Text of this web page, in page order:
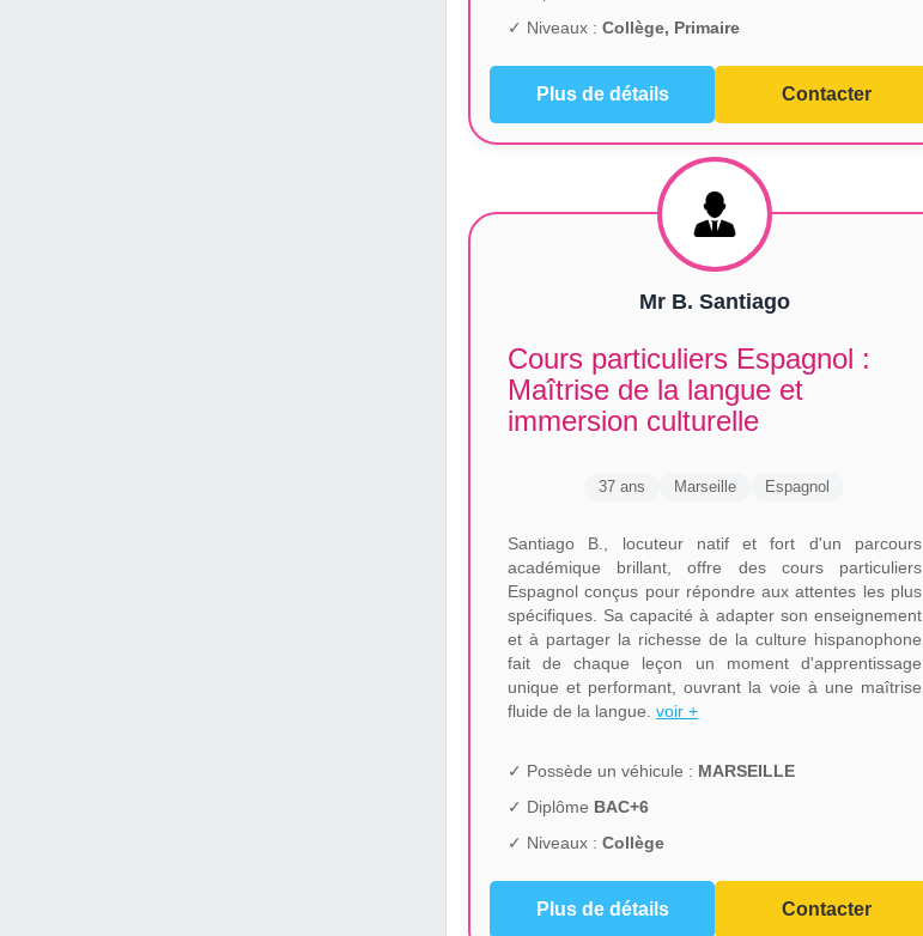
✓ Niveaux :Collège, Primaire
Plus de détails Contacter
Mr B. Santiago
Cours particuliers Espagnol :
Maîtrise de la langue et
immersion culturelle
37 ans Marseille Espagnol
Santiago B., locuteur natif et fort d'un parcours
académique brillant, offre des cours particuliers
Espagnol conçus pour répondre aux attentes les plus
spécifiques. Sa capacité à adapter son enseignement
et à partager la richesse de la culture hispanophone
fait de chaque leçon un moment d'apprentissage
unique et performant, ouvrant la voie à une maîtrise
fluide de la langue.voir +
✓ Possède un véhicule : MARSEILLE
✓ Diplôme BAC+6
✓ Niveaux :Collège
Plus de détails Contacter